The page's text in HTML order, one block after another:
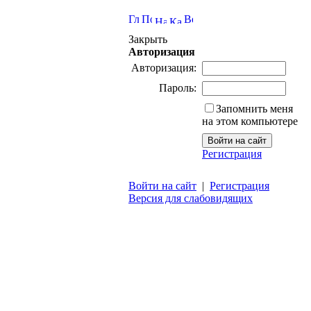
Закрыть
Авторизация
Авторизация:
Пароль:
Запомнить меня
на этом компьютере
Регистрация
Войти на сайт | Регистрация
Версия для слабовидящих